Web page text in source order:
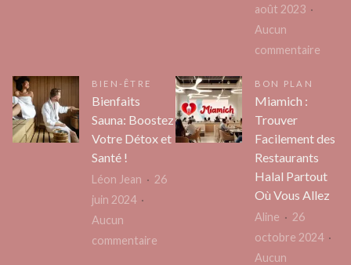
prendre
cours
de
août 2023
Aucun
commentaire
BIEN-ÊTRE
Bienfaits
Sauna: Boostez
Votre Détox et
Santé !
Léon Jean
26
juin 2024
Aucun
commentaire
BON PLAN
Miamich :
Trouver
Facilement des
Restaurants
Halal Partout
Où Vous Allez
Aline
26
octobre 2024
Aucun